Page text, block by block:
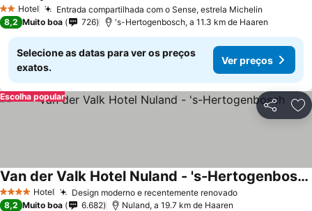
2 Estrelas
Hotel Entrada compartilhada com o Sense, estrela Michelin
8,2 Muito boa 726 's-Hertogenbosch, a 11.3 km de Haaren
Selecione as datas para ver os preços
exatos.
Ver preços
Partilhar
Escolha popular
4 EstrelasHotel Design moderno e recentemente renovado
Van der Valk Hotel Nuland - 's-Hertogenbosch
8,2 Muito boa 6.682 Nuland, a 19.7 km de Haaren